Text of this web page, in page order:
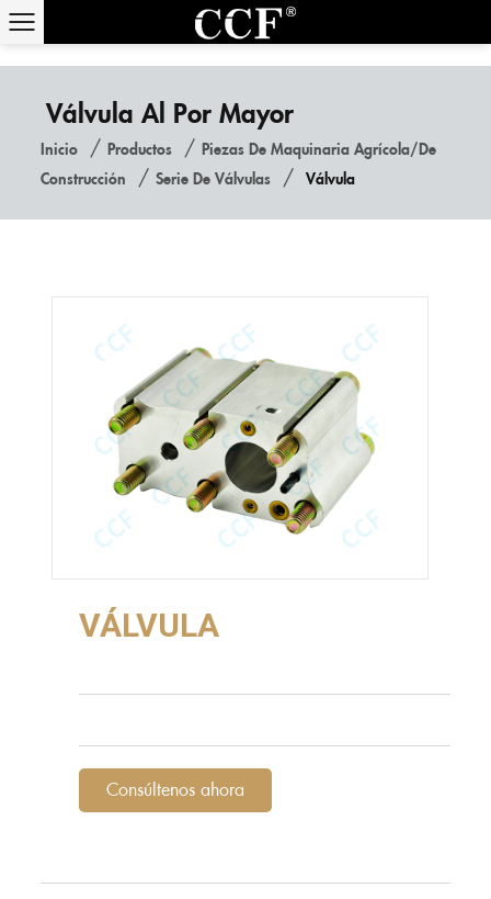
Válvula Al Por Mayor
Inicio /Productos /Piezas De Maquinaria Agrícola/de
Construcción
/Serie De Válvulas / Válvula
VÁLVULA
Consúltenos ahora